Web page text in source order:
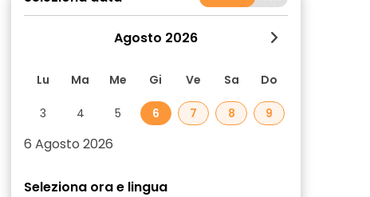
Agosto 2026
Lu Ma Me Gi Ve Sa Do
3 4 5 6 7 8 9
6 Agosto 2026
Seleziona ora e lingua